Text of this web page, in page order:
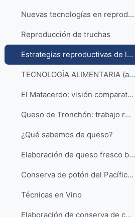
Nuevas tecnologías en reproducción de truchas
Reproducción de truchas
Estrategias reproductivas de los peces de agua dulce
TECNOLOGÍA ALIMENTARIA (acceso a la lista de reproducción)
El Matacerdo: visión comparativa de la matanza del cerdo en Aras de Alpuente.
Queso de Tronchón: trabajo realizado sobre la elaboración artesanal del Queso de Tronchón
¿Qué sabemos de queso?
Elaboración de queso fresco batido con manzana deshidratada.
Conserva de potón del Pacífico con patatas
Técnicas en Vino
Elaboración de conserva de champiñones laminados